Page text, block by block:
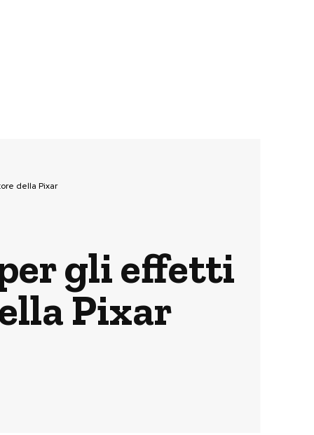
della Pixar
gli effetti
Pixar